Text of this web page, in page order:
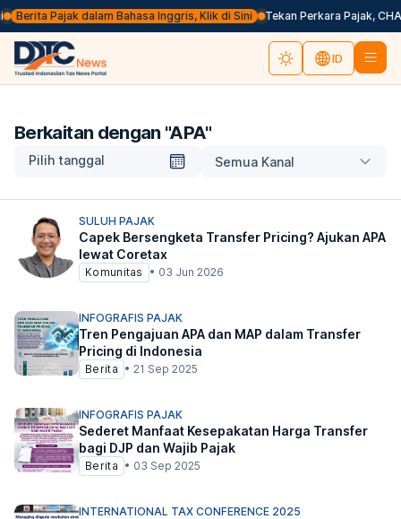
Berita Pajak dalam Bahasa Inggris, Klik di Sini Tekan Perkara Pajak,
ID
Berkaitan dengan "APA"
Pilih tanggal Semua Kanal
SULUH PAJAK
Capek Bersengketa Transfer Pricing? Ajukan APA
lewat Coretax
Komunitas • 03 Jun 2026
INFOGRAFIS PAJAK
Tren Pengajuan APA dan MAP dalam Transfer
Pricing di Indonesia
Berita • 21 Sep 2025
INFOGRAFIS PAJAK
Sederet Manfaat Kesepakatan Harga Transfer
bagi DJP dan Wajib Pajak
Berita • 03 Sep 2025
INTERNATIONAL TAX CONFERENCE 2025